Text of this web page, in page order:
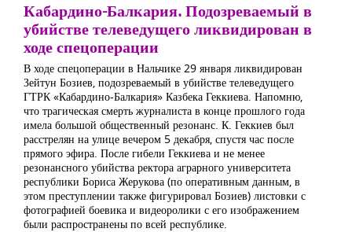
Кабардино-Балкария. Подозреваемый в
убийстве телеведущего ликвидирован в
ходе спецоперации
В ходе спецоперации в Нальчике 29 января ликвидирован
Зейтун Бозиев, подозреваемый в убийстве телеведущего
ГТРК «Кабардино-Балкария» Казбека Геккиева. Напомню,
что трагическая смерть журналиста в конце прошлого года
имела большой общественный резонанс. К. Геккиев был
расстрелян на улице вечером 5 декабря, спустя час после
прямого эфира. После гибели Геккиева и не менее
резонансного убийства ректора аграрного университета
республики Бориса Жерукова (по оперативным данным, в
этом преступлении также фигурировал Бозиев) листовки с
фотографией боевика и видеоролики с его изображением
были распространены по всей республике.